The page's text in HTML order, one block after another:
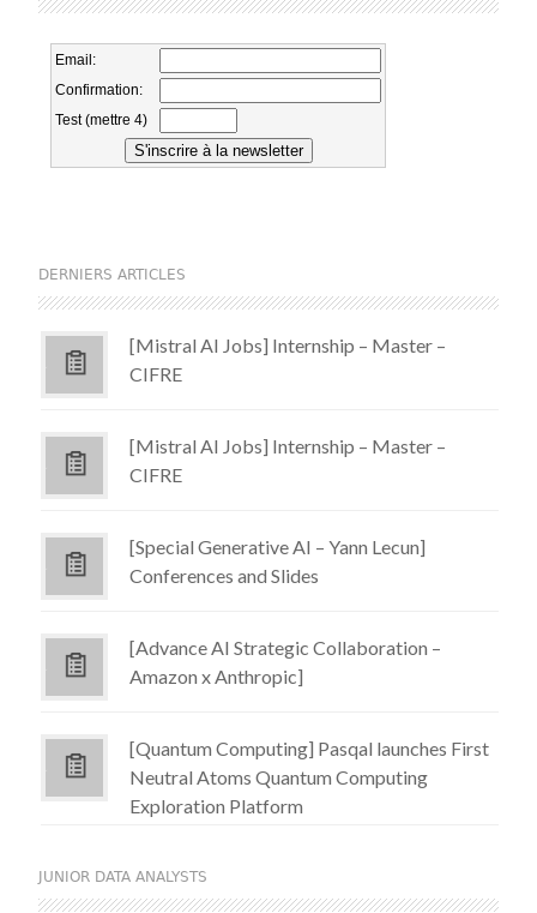
DERNIERS ARTICLES
[Mistral AI Jobs] Internship – Master –
CIFRE
[Mistral AI Jobs] Internship – Master –
CIFRE
[Special Generative AI – Yann Lecun]
Conferences and Slides
[Advance AI Strategic Collaboration –
Amazon x Anthropic]
[Quantum Computing] Pasqal launches First
Neutral Atoms Quantum Computing
Exploration Platform
JUNIOR DATA ANALYSTS